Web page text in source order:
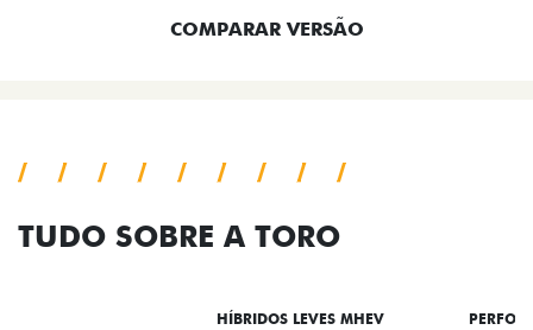
COMPARAR VERSÃO
TUDO SOBRE A TORO
HÍBRIDOS LEVES MHEV